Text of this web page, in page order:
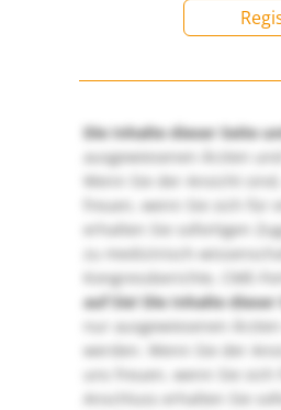
Die Inhalte dieser Seite
ausgewiesenen Ärzten
Wenn Sie der Ansicht
freuen, wenn Sie sich
erhalten Sie sofortigen
zu medizinisch-
Kongressberichte, CME-
auf Sie! Die Inhalte
nur ausgewiesenen
werden. Wenn Sie der
uns freuen, wenn Sie
Anschluss erhalten Sie